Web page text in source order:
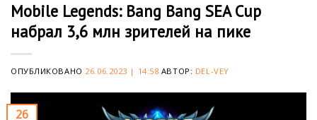
Mobile Legends: Bang Bang SEA Cup
набрал 3,6 млн зрителей на пике
ОПУБЛИКОВАНО 26.06.2023 | 14:58 АВТОР: DEL-VEY
26